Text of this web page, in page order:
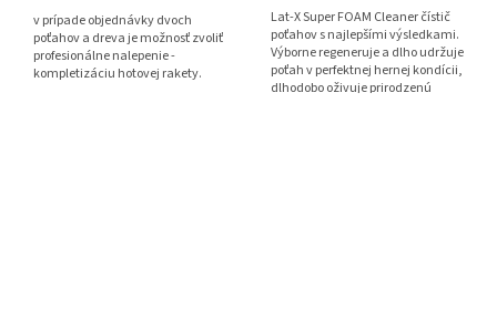
hviezdičiek.
v prípade objednávky dvoch
poťahov a dreva je možnosť zvoliť
profesionálne nalepenie -
kompletizáciu hotovej rakety.
Lat-X Super FOAM Cleaner čístič
poťahov s najlepšími výsledkami.
Výborne regeneruje a dlho udržuje
poťah v perfektnej hernej kondícii,
dlhodobo oživuje prirodzenú